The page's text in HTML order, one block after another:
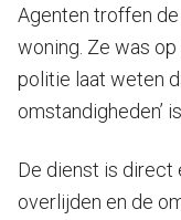
Agenten troffen de
woning. Ze was
politie laat weten
omstandigheden’
De dienst is direct
overlijden en de